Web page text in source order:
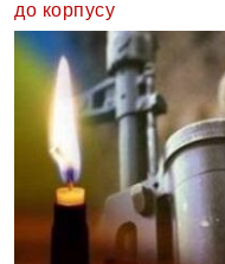
до корпусу